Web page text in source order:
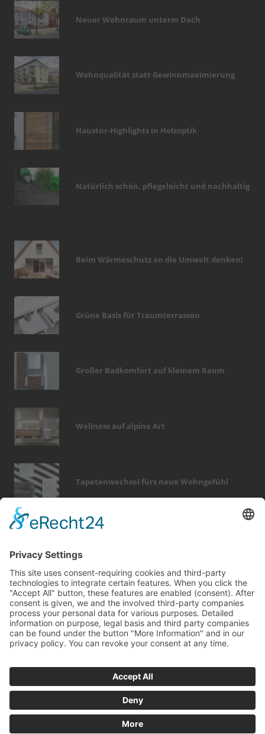
Neuer Wohnraum unterm Dach
Wohnqualität statt Gewinnmaximierung
Haustür-Highlights in Holzoptik
Natürlich schön, pflegeleicht und nachhaltig
Beim Wärmeschutz an die Umwelt denken!
Grüne Basis für Traumterrassen
Großer Badkomfort auf kleinem Raum
Wellness auf alpine Art
Tapetenwechsel fürs neue Wohngefühl
möbel keller renovieren outdoor
smart home
beratung
dekoration fotovoltaik
immobilien
photovoltaik
wellness fußboden feuer
holz
wintergarten
rund ums haus heizung
sanieren
Impressum